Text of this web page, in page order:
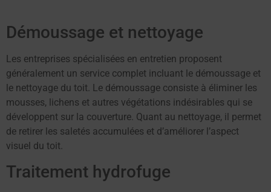
Démoussage et nettoyage
Les entreprises spécialisées en entretien proposent
généralement un service complet incluant le démoussage et
le nettoyage du toit. Le démoussage consiste à éliminer les
mousses, lichens et autres végétations indésirables qui se
développent sur la couverture. Quant au nettoyage, il permet
de retirer les saletés accumulées et d’améliorer l’aspect
visuel du toit.
Traitement hydrofuge